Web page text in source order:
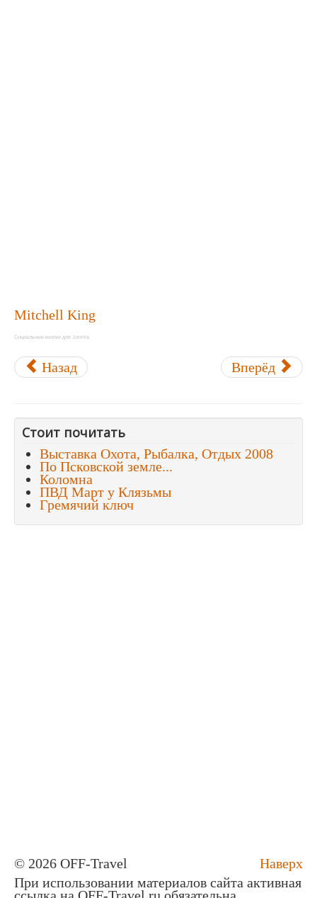
Mitchell King
Социальные кнопки для Joomla
Назад Вперёд
Стоит почитать
Выставка Охота, Рыбалка, Отдых 2008
По Псковской земле...
Коломна
ПВД Март у Клязьмы
Гремячий ключ
Наверх
© 2026 OFF-Travel
При использовании материалов сайта активная